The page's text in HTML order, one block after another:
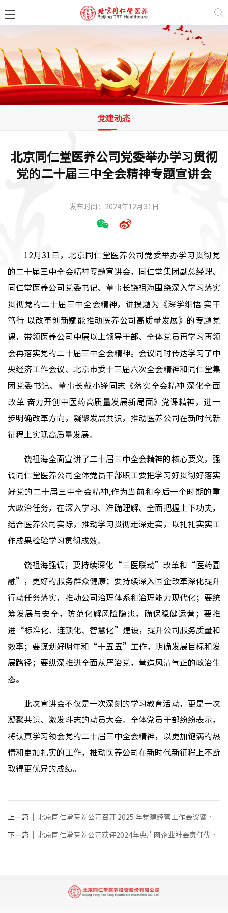
党建动态
北京同仁堂医养公司党委举办学习贯彻
党的二十届三中全会精神专题宣讲会
发布时间：2024年12月31日
12月31日，北京同仁堂医养公司党委举办学习贯彻党
的二十届三中全会精神专题宣讲会，同仁堂集团副总经理、
同仁堂医养公司党委书记、董事长饶祖海围绕深入学习落实
贯彻党的二十届三中全会精神，讲授题为《深学细悟 实干
笃行 以改革创新赋能推动医养公司高质量发展》的专题党
课，带领医养公司中层以上领导干部、全体党员再学习再领
会再落实党的二十届三中全会精神。会议同时传达学习了中
央经济工作会议、北京市委十三届六次全会精神和同仁堂集
团党委书记、董事长戴小锋同志《落实全会精神 深化全面
改革 奋力开创中医药高质量发展新局面》党课精神，进一
步明确改革方向，凝聚发展共识，推动医养公司在新时代新
征程上实现高质量发展。
饶祖海全面宣讲了二十届三中全会精神的核心要义，强
调同仁堂医养公司全体党员干部职工要把学习好贯彻好落实
好党的二十届三中全会精神,作为当前和今后一个时期的重
大政治任务，在深入学习、准确理解、全面把握上下功夫，
结合医养公司实际，推动学习贯彻走深走实，以扎扎实实工
作成果检验学习贯彻成效。
饶祖海强调，要持续深化“三医联动”改革和“医药圆
融”，更好的服务群众健康；要持续深入国企改革深化提升
行动任务落实，推动公司治理体系和治理能力现代化；要统
筹发展与安全，防范化解风险隐患，确保稳健运营；要推
进“标准化、连锁化、智慧化”建设，提升公司服务质量和
效率；要谋划好明年和“十五五”工作，明确发展目标和发
展路径；要纵深推进全面从严治党，营造风清气正的政治生
态。
此次宣讲会不仅是一次深刻的学习教育活动，更是一次
凝聚共识、激发斗志的动员大会。全体党员干部纷纷表示，
将认真学习领会党的二十届三中全会精神，以更加饱满的热
情和更加扎实的工作，推动医养公司在新时代新征程上不断
取得更优异的成绩。
上一篇 北京同仁堂医养公司召开 2025 年党建经营工作会议暨一届五次职工代表大会
下一篇 北京同仁堂医养公司获评2024年央广网企业社会责任优秀案例